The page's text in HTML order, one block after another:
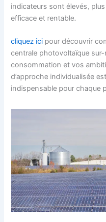
indicateurs sont élevés,
efficace et rentable.
cliquez ici pour découvrir
centrale photovoltaïque
consommation et vos
d’approche individualisée
indispensable pour chaque